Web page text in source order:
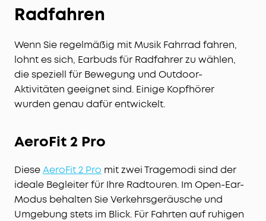
Radfahren
Wenn Sie regelmäßig mit Musik Fahrrad fahren,
lohnt es sich, Earbuds für Radfahrer zu wählen,
die speziell für Bewegung und Outdoor-
Aktivitäten geeignet sind. Einige Kopfhörer
wurden genau dafür entwickelt.
AeroFit 2 Pro
DieseAeroFit 2 Pro mit zwei Tragemodi sind der
ideale Begleiter für Ihre Radtouren. Im Open-Ear-
Modus behalten Sie Verkehrsgeräusche und
Umgebung stets im Blick. Für Fahrten auf ruhigen